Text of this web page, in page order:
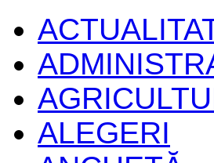
ALEGERI